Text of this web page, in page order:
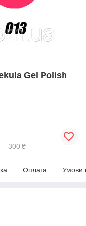
Gel Polish
— 300 ₴
Оплата Умови